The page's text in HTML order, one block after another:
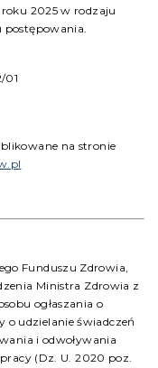
2025 w rodzaju
postępowania.
01
na stronie
Funduszu Zdrowia,
Ministra Zdrowia z
ogłaszania o
udzielanie świadczeń
i odwoływania
(Dz. U. 2020 poz.